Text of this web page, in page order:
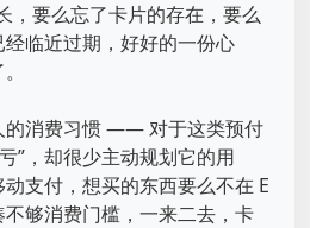
，要么忘了卡片的存在，要么
临近过期，好好的一份心
的消费习惯 —— 对于这类预付
”，却很少主动规划它的用
支付，想买的东西要么不在 E
够消费门槛，一来二去，卡